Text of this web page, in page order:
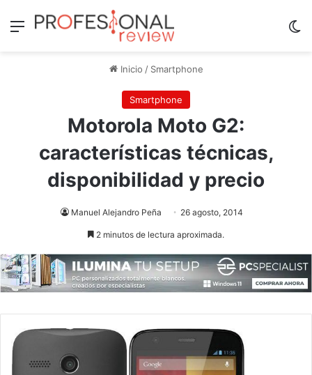
Menú
Inicio / Smartphone
Smartphone
Motorola Moto G2:
características técnicas,
disponibilidad y precio
Manuel Alejandro Peña 26 agosto, 2014
2 minutos de lectura aproximada.